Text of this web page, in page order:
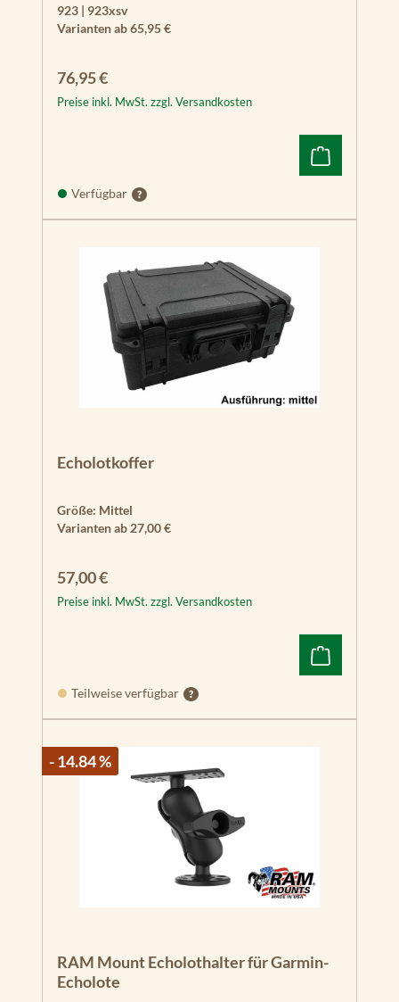
923 | 923xsv
Varianten ab65,95 €
Regulärer Preis:
76,95 €
Preise inkl. MwSt. zzgl. Versandkosten
Verfügbar
Echolotkoffer
Größe: Mittel
Varianten ab 27,00 €
Regulärer Preis:
57,00 €
Preise inkl. MwSt. zzgl. Versandkosten
Teilweise verfügbar
- 14.84 %
RAM Mount Echolothalter für Garmin-
Echolote